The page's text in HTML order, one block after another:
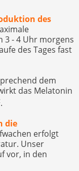
des
3 - 4 Uhr morgens
des Tages fast
dem
das Melatonin
.
die
erfolgt
Unser
vor, in den